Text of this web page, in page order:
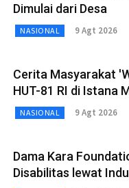
Dimulai dari Desa
NASIONAL 9 Agt 2026
Cerita Masyarakat
HUT-81 RI di Istana
NASIONAL 9 Agt 2026
Dama Kara
Disabilitas lewat